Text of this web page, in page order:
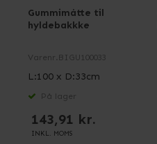
Gummimåtte til
hyldebakkke
Varenr. BIGU100033
L:100 x D:33cm
På lager
143,91 kr.
INKL. MOMS